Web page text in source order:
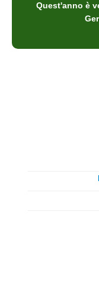
Quest'anno è